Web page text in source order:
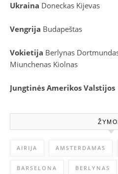
Ukraina Doneckas Kijevas
Vengrija Budapeštas
Vokietija Berlynas
Miunchenas Kiolnas
Jungtinės Amerikos Valstijos
AIRIJA AMSTERDAMAS
BARSELONA BERLYNAS